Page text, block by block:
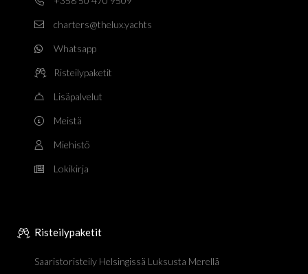
charters@thelux.yachts
Whatsapp
Risteilypaketit
Lisäpalvelut
Meistä
Miehistö
Lokikirja
Risteilypaketit
Saaristoristeily Helsingissä Luksusta Merellä